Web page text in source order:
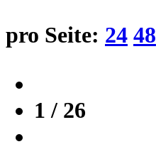
pro Seite: 24 48
1 / 26